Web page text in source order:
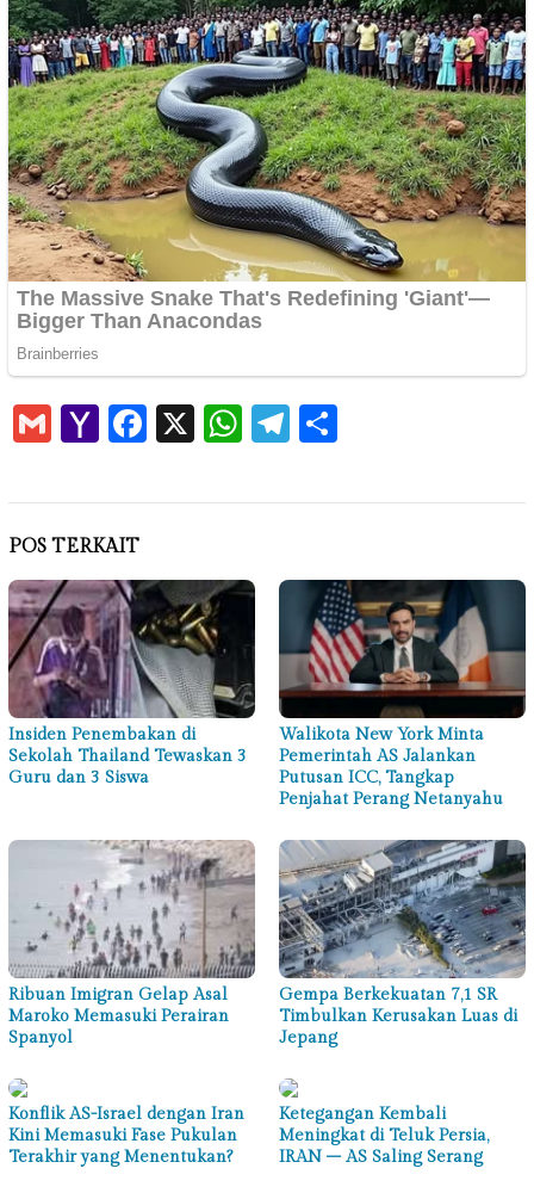
GmailYahoo
Mail
Facebook
X WhatsApp
Telegram
POS TERKAIT
Insiden Penembakan di
Sekolah Thailand Tewaskan 3
Guru dan 3 Siswa
Walikota New York Minta
Pemerintah AS Jalankan
Putusan ICC, Tangkap
Penjahat Perang Netanyahu
Ribuan Imigran Gelap Asal
Maroko Memasuki Perairan
Spanyol
Gempa Berkekuatan 7,1 SR
Timbulkan Kerusakan Luas di
Jepang
Konflik AS-Israel dengan Iran
Kini Memasuki Fase Pukulan
Terakhir yang Menentukan?
Ketegangan Kembali
Meningkat di Teluk Persia,
IRAN – AS Saling Serang